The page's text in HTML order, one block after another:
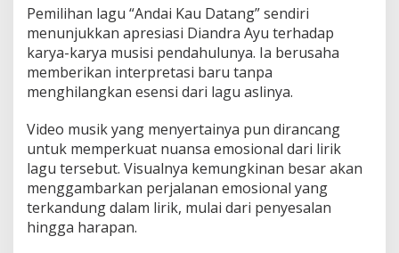
Pemilihan lagu “Andai Kau Datang” sendiri
menunjukkan apresiasi Diandra Ayu terhadap
karya-karya musisi pendahulunya. Ia berusaha
memberikan interpretasi baru tanpa
menghilangkan esensi dari lagu aslinya.
Video musik yang menyertainya pun dirancang
untuk memperkuat nuansa emosional dari lirik
lagu tersebut. Visualnya kemungkinan besar akan
menggambarkan perjalanan emosional yang
terkandung dalam lirik, mulai dari penyesalan
hingga harapan.